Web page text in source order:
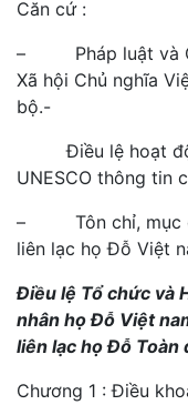
Căn cứ :
– Pháp luật và
Xã hội Chủ nghĩa
bộ.-
Điều lệ hoạt
UNESCO thông tin
– Tôn chỉ, mục
liên lạc họ Đỗ Việt
Điều lệ Tổ chức và
nhân họ Đỗ Việt
liên lạc họ Đỗ Toàn
Chương 1 : Điều